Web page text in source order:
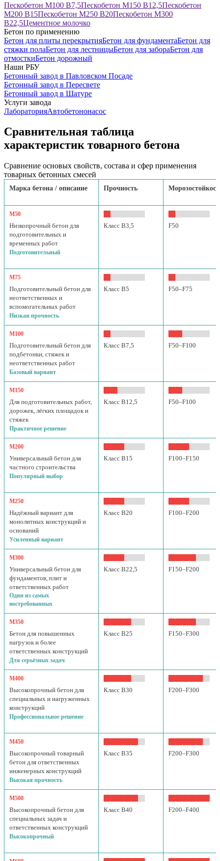
Пескобетон М100 В7,5Пескобетон М150 В12,5Пескобетон
М200 В15Пескобетон М250 В20Пескобетон М300
В22,5Цементное молочко
Бетон по применению
Бетон для плиты перекрытияБетон для фундаментаБетон для
стяжки полаБетон для лестницыБетон для забораБетон для
отмосткиБетон дорожный
Наши РБУ
Бетонный завод в Павловском Посаде
Бетонный завод в Пересвете
Бетонный завод в Шатуре
Услуги завода
ЛабораторияАвтобетононасос
Сравнительная таблица
характеристик товарного бетона
Сравнение основых свойств, состава и сфер применения
товарных бетонных смесей
Марка бетона / описание Прочность
М50
Низкопрочный бетон для
подготовительных и
временных работ
Подготовительный
Класс B3,5 F50
М75
Подготовительный бетон для
неответственных и
вспомогательных работ
Низкая прочность
Класс B5 F50–F75
М100
Подготовительный бетон для
подбетонки, стяжек и
неответственных работ
Базовый вариант
Класс B7,5 F50–F100
М150
Для подготовительных работ,
дорожек, лёгких площадок и
стяжек
Практичное решение
Класс B12,5 F50–F100
М200
Универсальный бетон для
частного строительства
Популярный выбор
Класс B15 F100–F150
М250
Надёжный вариант для
монолитных конструкций и
оснований
Усиленный вариант
Класс B20 F100–F200
М300
Универсальный бетон для
фундаментов, плит и
ответственных работ
Один из самых
востребованных
Класс B22,5 F150–F200
М350
Бетон для повышенных
нагрузок и более
ответственных конструкций
Для серьёзных задач
Класс B25 F150–F300
М400
Высокопрочный бетон для
специальных и нагруженных
конструкций
Профессиональное решение
Класс B30 F200–F300
М450
Высокопрочный товарный
бетон для ответственных
инженерных конструкций
Высокая прочность
Класс B35 F200–F300
М500
Высокопрочный бетон для
специальных задач и
ответственных конструкций
Высокопрочный
Класс B40 F200–F400